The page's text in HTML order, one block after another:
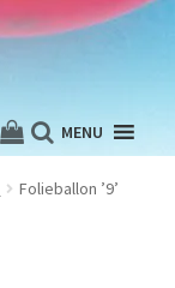
MENU
Folieballon ’9’